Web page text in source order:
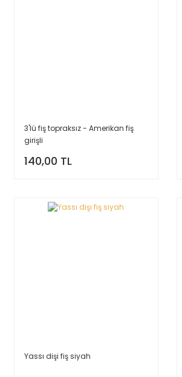
3'lü fiş topraksız - Amerikan fiş
girişli
140,00 TL
Yassı dişi fiş siyah